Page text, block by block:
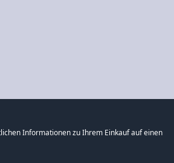
Informationen zu Ihrem Einkauf auf einen